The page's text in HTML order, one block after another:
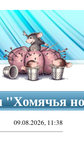
"Хомячья
09.08.2026, 11:38